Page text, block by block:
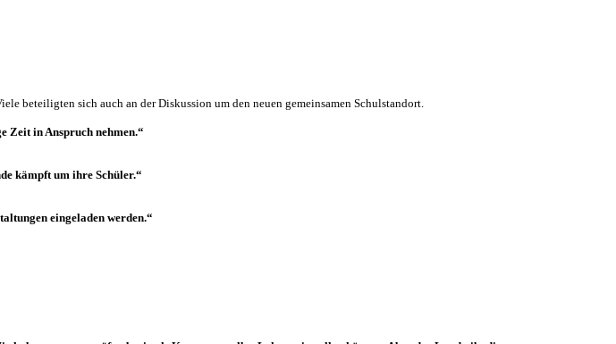
beteiligten sich auch an der Diskussion um den neuen gemeinsamen Schulstandort.
Zeit in Anspruch nehmen.“
kämpft um ihre Schüler.“
eingeladen werden.“